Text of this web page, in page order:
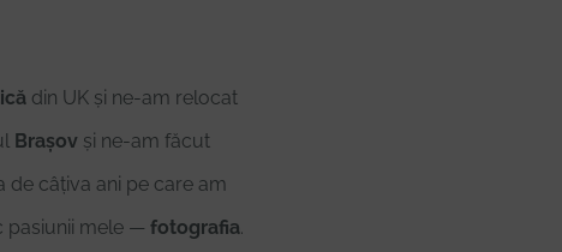
din UK și ne-am relocat
Brașov și ne-am făcut
de câțiva ani pe care am
pasiunii mele — fotografia.